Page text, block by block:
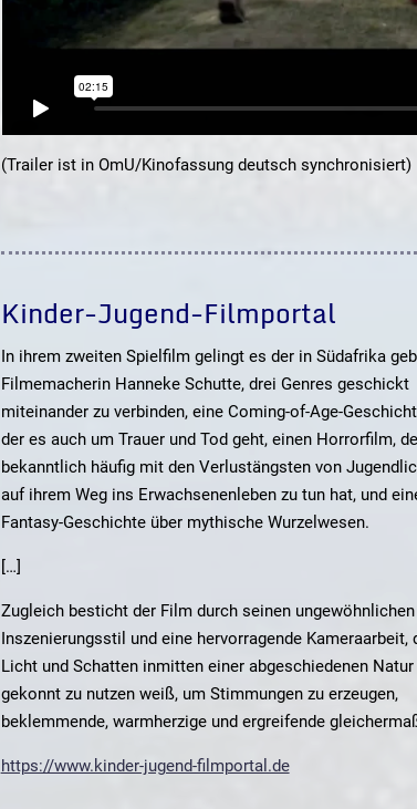
(Trailer ist in OmU/Kinofassung deutsch synchronisiert)
Kinder-Jugend-Filmportal
In ihrem zweiten Spielfilm gelingt es der in Südafrika
Filmemacherin Hanneke Schutte, drei Genres geschickt
miteinander zu verbinden, eine Coming-of-Age-
der es auch um Trauer und Tod geht, einen Horrorfilm,
bekanntlich häufig mit den Verlustängsten von
auf ihrem Weg ins Erwachsenenleben zu tun hat, und
Fantasy-Geschichte über mythische Wurzelwesen.
[…]
Zugleich besticht der Film durch seinen ungewöhnlichen
Inszenierungsstil und eine hervorragende Kameraarbeit,
Licht und Schatten inmitten einer abgeschiedenen Natur
gekonnt zu nutzen weiß, um Stimmungen zu erzeugen,
beklemmende, warmherzige und ergreifende
https://www.kinder-jugend-filmportal.de